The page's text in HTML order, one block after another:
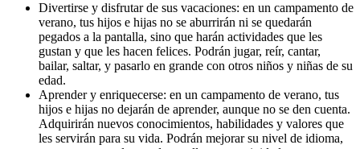
Divertirse y disfrutar de sus vacaciones: en un campamento de
verano, tus hijos e hijas no se aburrirán ni se quedarán
pegados a la pantalla, sino que harán actividades que les
gustan y que les hacen felices. Podrán jugar, reír, cantar,
bailar, saltar, y pasarlo en grande con otros niños y niñas de su
edad.
Aprender y enriquecerse: en un campamento de verano, tus
hijos e hijas no dejarán de aprender, aunque no se den cuenta.
Adquirirán nuevos conocimientos, habilidades y valores que
les servirán para su vida. Podrán mejorar su nivel de idioma,